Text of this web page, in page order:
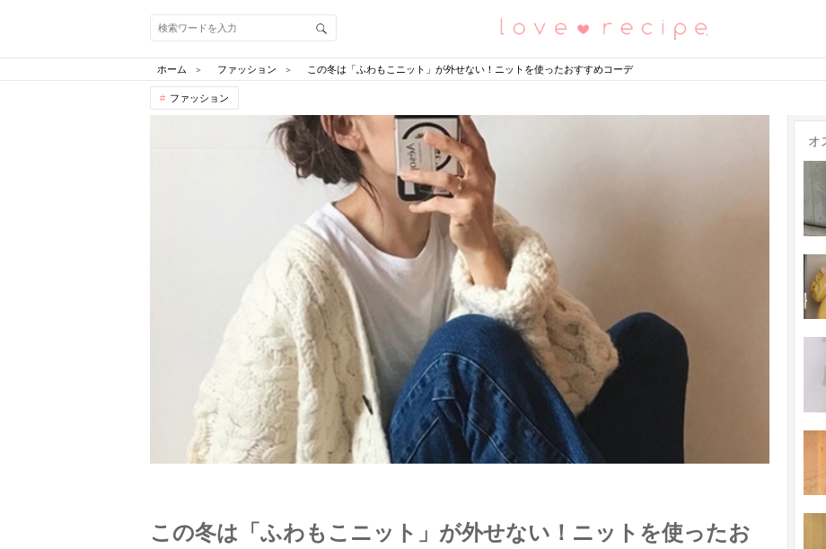
恋愛レシピ
ホーム ファッション この冬は「ふわもこニット」が外せない！ニットを使ったおすすめコーデ
ファッション
この冬は「ふわもこニット」が外せない！ニットを使ったお
オ